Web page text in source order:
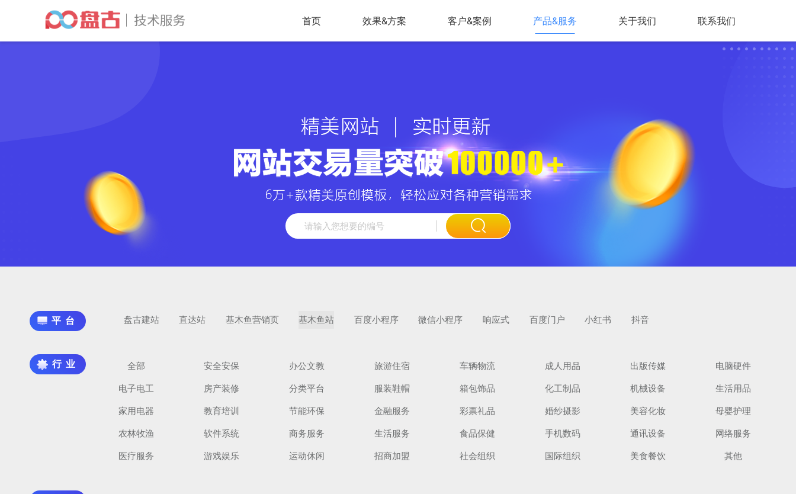
首页 效果&方案 客户&案例 产品&服务 关于我们 联系我们
平台 盘古建站 直达站 基木鱼营销页 基木鱼站 百度小程序 微信小程序 响应式 百度门户 小红书 抖音
行业 全部 安全安保 办公文教 旅游住宿 车辆物流 成人用品 出版传媒
电脑硬件
电子电工
房产装修 分类平台 服装鞋帽 箱包饰品 化工制品 机械设备
生活用品
家用电器
教育培训 节能环保 金融服务 彩票礼品 婚纱摄影 美容化妆
母婴护理
农林牧渔
软件系统 商务服务 生活服务 食品保健 手机数码 通讯设备
网络服务
医疗服务
游戏娱乐 运动休闲 招商加盟 社会组织 国际组织 美食餐饮 其他
扫码手机预览